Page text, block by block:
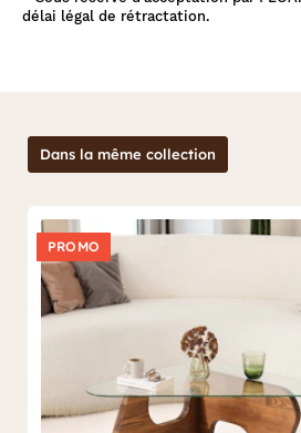
délai légal de rétractation.
Dans la même collection
PROMO